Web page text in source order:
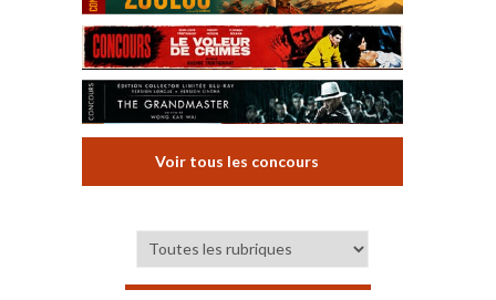
Voir tous les concours